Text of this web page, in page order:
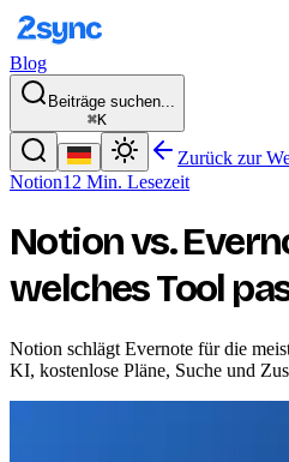
Blog
Beiträge suchen...
⌘K
Zurück zur
Notion12 Min. Lesezeit
Notion vs.
welches Tool
Notion schlägt Evernote für die
KI, kostenlose Pläne, Suche und